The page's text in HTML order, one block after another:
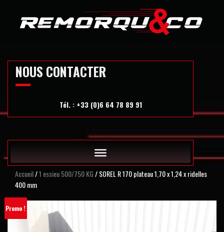
Accueil/1 essieu 500/750 KG/ SOREL R 170 plateau 1,70 x 1,24 x ridelles
400 mm
Promo !
NOUS CONTACTER
Tél. : +33 (0)6 64 78 89 91